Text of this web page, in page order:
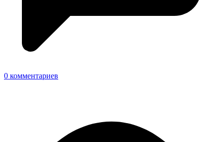
0 комментариев